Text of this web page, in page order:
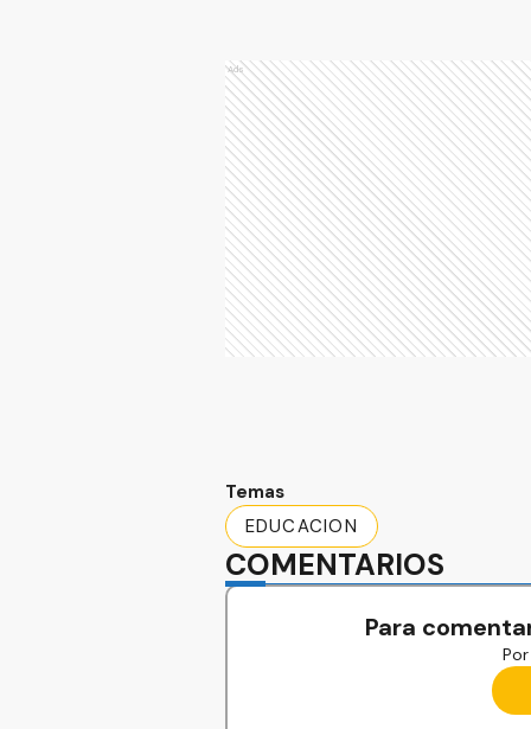
Ads
Temas
EDUCACION
COMENTARIOS
Para